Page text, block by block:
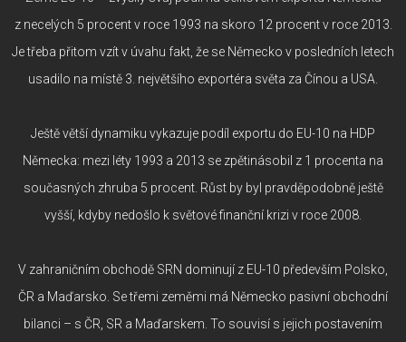
z necelých 5 procent v roce 1993 na skoro 12 procent v roce 2013.
Je třeba přitom vzít v úvahu fakt, že se Německo v posledních letech
usadilo na místě 3. největšího exportéra světa za Čínou a USA.
Ještě větší dynamiku vykazuje podíl exportu do EU-10 na HDP
Německa: mezi léty 1993 a 2013 se zpětinásobil z 1 procenta na
současných zhruba 5 procent. Růst by byl pravděpodobně ještě
vyšší, kdyby nedošlo k světové finanční krizi v roce 2008.
V zahraničním obchodě SRN dominují z EU-10 především Polsko,
ČR a Maďarsko. Se třemi zeměmi má Německo pasivní obchodní
bilanci – s ČR, SR a Maďarskem. To souvisí s jejich postavením